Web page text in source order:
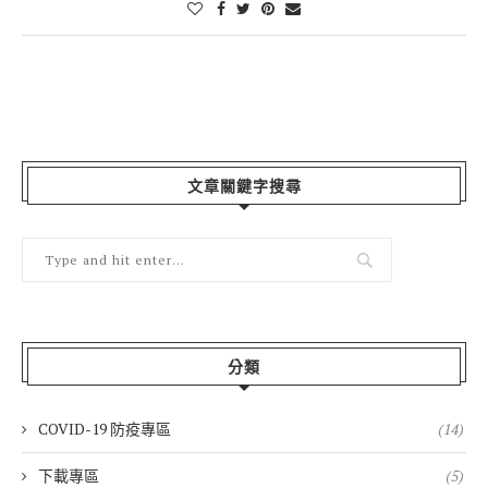
文章關鍵字搜尋
分類
COVID-19 防疫專區 (14)
下載專區 (5)